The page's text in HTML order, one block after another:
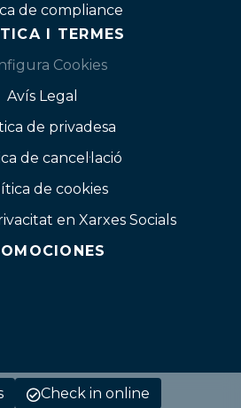
Check in online
de compliance
I TERMES
Cookies
Avís Legal
de privadesa
de cancel·lació
de cookies
en Xarxes Socials